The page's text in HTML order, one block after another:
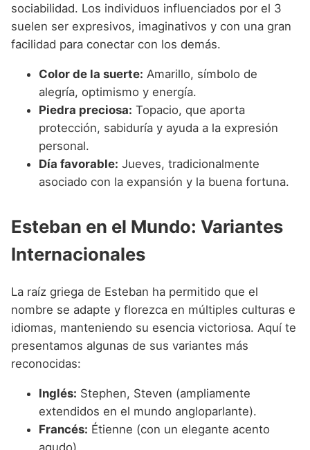
sociabilidad. Los individuos influenciados por el 3
suelen ser expresivos, imaginativos y con una gran
facilidad para conectar con los demás.
Color de la suerte: Amarillo, símbolo de
alegría, optimismo y energía.
Piedra preciosa: Topacio, que aporta
protección, sabiduría y ayuda a la expresión
personal.
Día favorable: Jueves, tradicionalmente
asociado con la expansión y la buena fortuna.
Esteban en el Mundo: Variantes
Internacionales
La raíz griega de Esteban ha permitido que el
nombre se adapte y florezca en múltiples culturas e
idiomas, manteniendo su esencia victoriosa. Aquí te
presentamos algunas de sus variantes más
reconocidas:
Inglés: Stephen, Steven (ampliamente
extendidos en el mundo angloparlante).
Francés: Étienne (con un elegante acento
agudo).